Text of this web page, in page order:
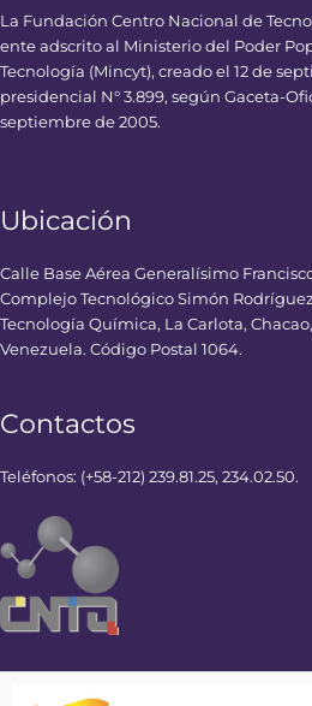
La Fundación Centro Nacional de
ente adscrito al Ministerio del Poder
Tecnología (Mincyt), creado el 12 de
presidencial N° 3.899, según Gaceta-
septiembre de 2005.
Ubicación
Calle Base Aérea Generalísimo
Complejo Tecnológico Simón
Tecnología Química, La Carlota,
Venezuela. Código Postal 1064.
Contactos
Teléfonos: (+58-212) 239.81.25, 234.02.50.